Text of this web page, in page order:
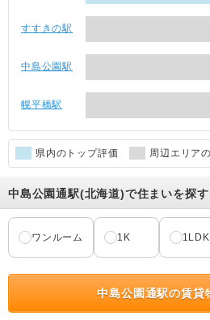
すすきの駅
中島公園駅
幌平橋駅
県内のトップ評価 周辺エリア
中島公園通駅(北海道)で住まいを探す
ワンルーム 1K 1LDK
中島公園通駅の賃貸